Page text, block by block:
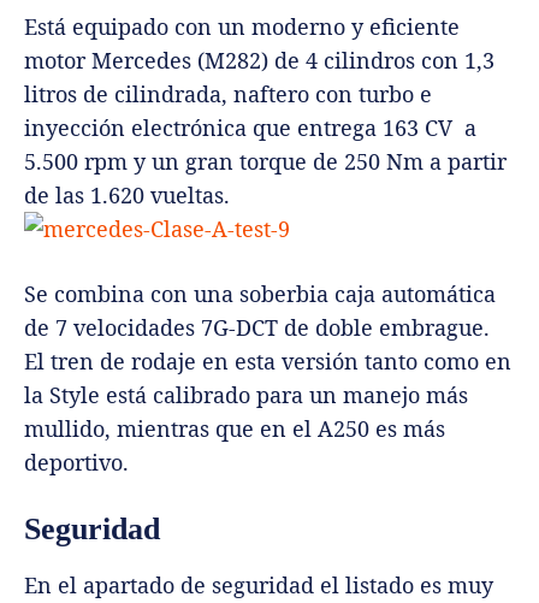
Está equipado con un moderno y eficiente
motor Mercedes (M282) de 4 cilindros con 1,3
litros de cilindrada, naftero con turbo e
inyección electrónica que entrega 163 CV a
5.500 rpm y un gran torque de 250 Nm a partir
de las 1.620 vueltas.
Se combina con una soberbia caja automática
de 7 velocidades 7G-DCT de doble embrague.
El tren de rodaje en esta versión tanto como en
la Style está calibrado para un manejo más
mullido, mientras que en el A250 es más
deportivo.
Seguridad
En el apartado de seguridad el listado es muy